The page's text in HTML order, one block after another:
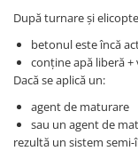
După turnare și
betonul este încă
conține apă liberă
Dacă se aplică un:
agent de maturare
sau un agent de
rezultă un sistem semi-